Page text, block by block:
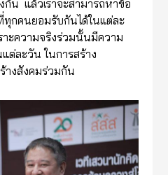
น แล้วเราจะสามารถหาข้อ
ทุกคนยอมรับกันได้ในแต่ละ
าะความจริงร่วมนั้นมีความ
ต่ละวัน ในการสร้าง
งสังคมร่วมกัน